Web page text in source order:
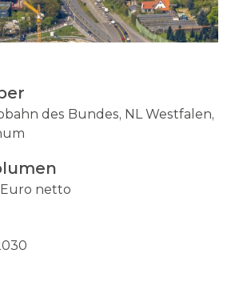
des Bundes, NL Westfalen,
Euro netto